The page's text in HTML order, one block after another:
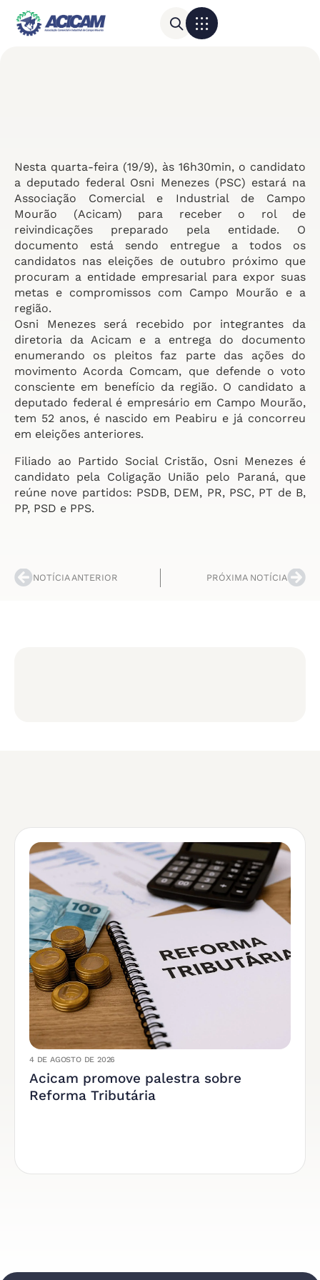
Nesta quarta-feira (19/9), às 16h30min, o candidato
a deputado federal Osni Menezes (PSC) estará na
Associação Comercial e Industrial de Campo
Mourão (Acicam) para receber o rol de
reivindicações preparado pela entidade. O
documento está sendo entregue a todos os
candidatos nas eleições de outubro próximo que
procuram a entidade empresarial para expor suas
metas e compromissos com Campo Mourão e a
região.
Osni Menezes será recebido por integrantes da
diretoria da Acicam e a entrega do documento
enumerando os pleitos faz parte das ações do
movimento Acorda Comcam, que defende o voto
consciente em benefício da região. O candidato a
deputado federal é empresário em Campo Mourão,
tem 52 anos, é nascido em Peabiru e já concorreu
em eleições anteriores.
Filiado ao Partido Social Cristão, Osni Menezes é
candidato pela Coligação União pelo Paraná, que
reúne nove partidos: PSDB, DEM, PR, PSC, PT de B,
PP, PSD e PPS.
NOTÍCIA ANTERIOR PRÓXIMA NOTÍCIA
4 DE AGOSTO DE 2026
Acicam promove palestra sobre
Reforma Tributária